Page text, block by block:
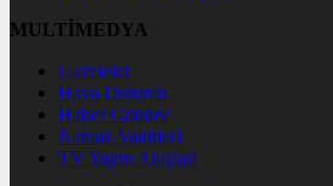
MULTİMEDYA
Gazeteler
Hava Durumu
Haber Gönder
Namaz Vakitleri
TV Yayın Akışları